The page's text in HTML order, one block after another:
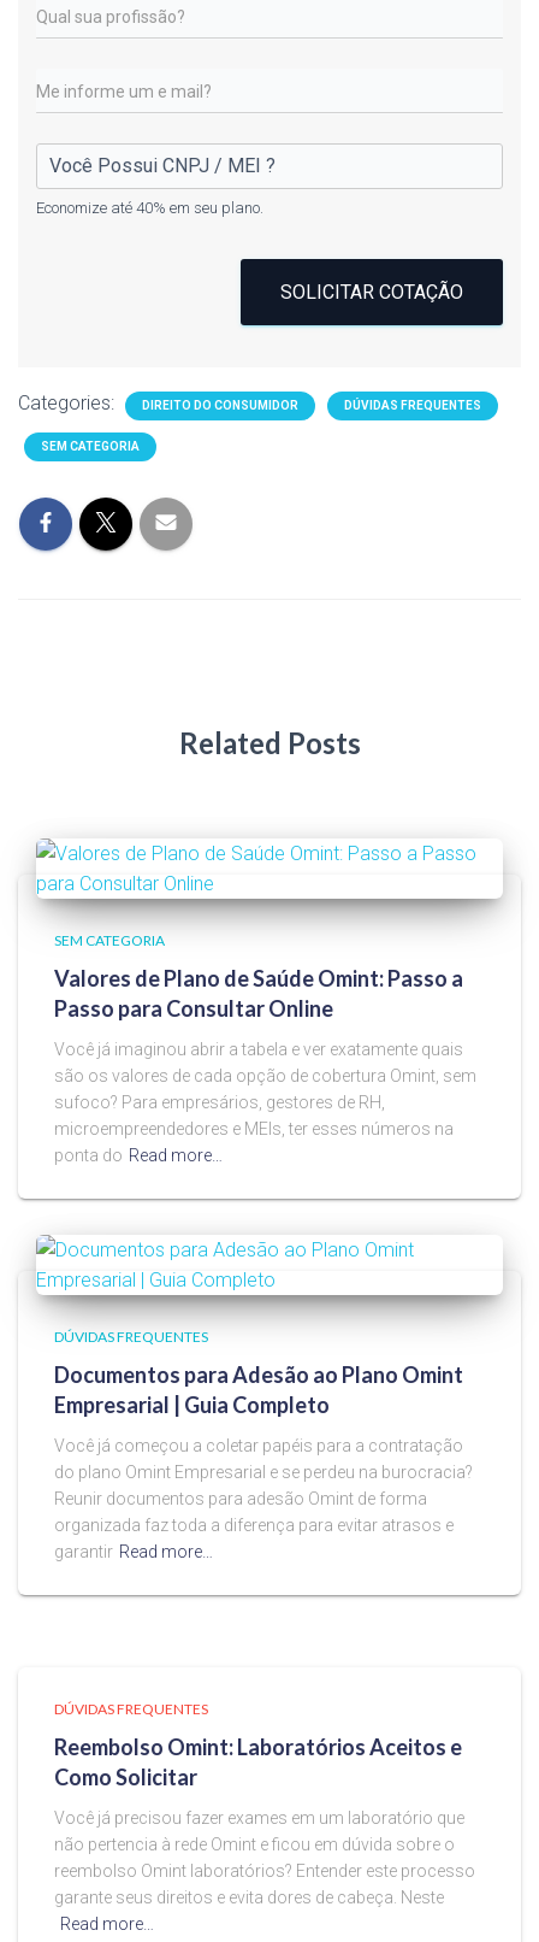
Economize até 40% em seu plano.
SOLICITAR COTAÇÃO
Categories: DIREITO DO CONSUMIDOR DÚVIDAS FREQUENTES
SEM CATEGORIA
Related Posts
SEM CATEGORIA
Valores de Plano de Saúde Omint: Passo a
Passo para Consultar Online
Você já imaginou abrir a tabela e ver exatamente quais
são os valores de cada opção de cobertura Omint, sem
sufoco? Para empresários, gestores de RH,
microempreendedores e MEIs, ter esses números na
ponta do Read more…
DÚVIDAS FREQUENTES
Documentos para Adesão ao Plano Omint
Empresarial | Guia Completo
Você já começou a coletar papéis para a contratação
do plano Omint Empresarial e se perdeu na burocracia?
Reunir documentos para adesão Omint de forma
organizada faz toda a diferença para evitar atrasos e
garantir Read more…
DÚVIDAS FREQUENTES
Reembolso Omint: Laboratórios Aceitos e
Como Solicitar
Você já precisou fazer exames em um laboratório que
não pertencia à rede Omint e ficou em dúvida sobre o
reembolso Omint laboratórios? Entender este processo
garante seus direitos e evita dores de cabeça. Neste
Read more…